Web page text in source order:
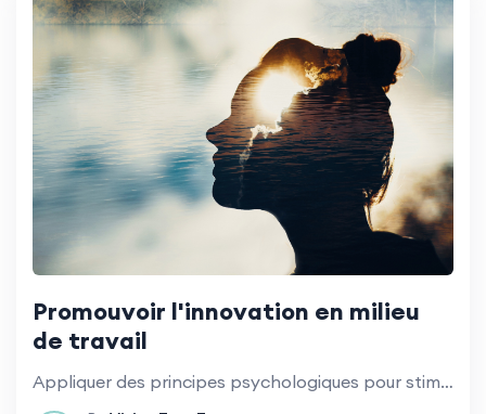
Promouvoir l'innovation en milieu
de travail
Appliquer des principes psychologiques pour stimuler la créativité et l'innovation.